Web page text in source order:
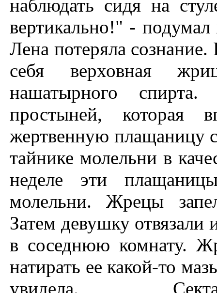
наблюдать сидя на
вертикально!" -
Лена потеряла сознание.
себя верховная
нашатырного
простыней, которая
жертвенную плащаницу
тайнике молельни в
неделе эти
молельни. Жрецы
Затем девушку отвязали
в соседнюю комнату.
натирать ее какой-то
увидела.